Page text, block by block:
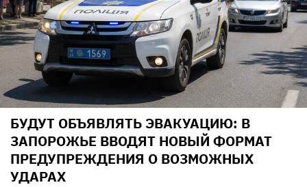
БУДУТ ОБЪЯВЛЯТЬ ЭВАКУАЦИЮ: В
ЗАПОРОЖЬЕ ВВОДЯТ НОВЫЙ ФОРМАТ
ПРЕДУПРЕЖДЕНИЯ О ВОЗМОЖНЫХ
УДАРАХ